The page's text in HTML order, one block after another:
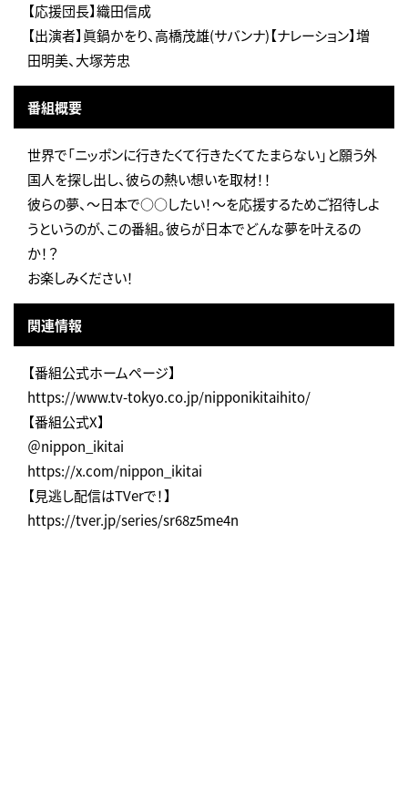
【応援団長】織田信成
【出演者】眞鍋かをり、高橋茂雄(サバンナ)【ナレーション】増
田明美、大塚芳忠
番組概要
世界で「ニッポンに行きたくて行きたくてたまらない」と願う外
国人を探し出し、彼らの熱い想いを取材！！
彼らの夢、～日本で○○したい！～を応援するためご招待しよ
うというのが、この番組。彼らが日本でどんな夢を叶えるの
か！？
お楽しみください！
関連情報
【番組公式ホームページ】
https://www.tv-tokyo.co.jp/nipponikitaihito/
【番組公式X】
＠nippon_ikitai
https://x.com/nippon_ikitai
【見逃し配信はTVerで！】
https://tver.jp/series/sr68z5me4n